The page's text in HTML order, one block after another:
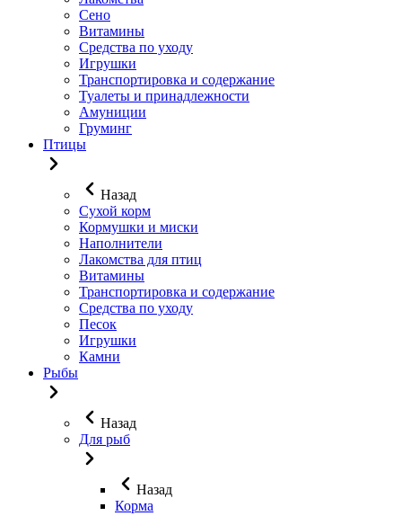
Сено
Витамины
Средства по уходу
Игрушки
Транспортировка и содержание
Туалеты и принадлежности
Амуниции
Груминг
Птицы
Назад
Сухой корм
Кормушки и миски
Наполнители
Лакомства для птиц
Витамины
Транспортировка и содержание
Средства по уходу
Песок
Игрушки
Камни
Рыбы
Назад
Для рыб
Назад
Корма